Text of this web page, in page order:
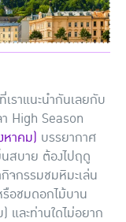
ราแนะนำกันเลยกับ
า High Season
าคม) บรรยากาศ
สบาย ต้องไปฤดู
จกรรมชมหิมะเล่น
อชมดอกไม้บาน
ละท่านใดไม่อยาก